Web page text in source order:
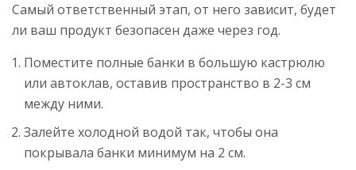
Самый ответственный этап, от него зависит, будет
ли ваш продукт безопасен даже через год.
Поместите полные банки в большую кастрюлю
или автоклав, оставив пространство в 2-3 см
между ними.
Залейте холодной водой так, чтобы она
покрывала банки минимум на 2 см.